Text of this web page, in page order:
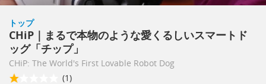
トップ
CHiP｜まるで本物のような愛くるしいスマートド
ッグ「チップ」
CHiP: The World's First Lovable Robot Dog
(1)